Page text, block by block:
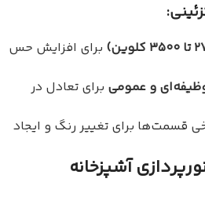
برای افزایش حس
و عمومی برای تعادل در
قسمت‌ها برای تغییر رنگ و ایجاد
آشپزخانه